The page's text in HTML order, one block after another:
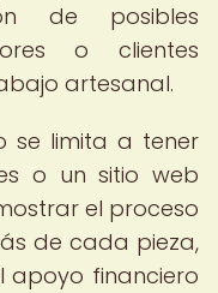
de posibles
o clientes
artesanal.
se limita a tener
o un sitio web
el proceso
de cada pieza,
apoyo financiero